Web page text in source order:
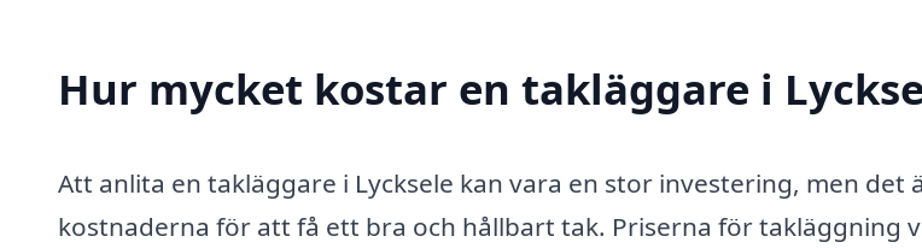
Hur mycket kostar en takläggare i
Att anlita en takläggare i Lycksele kan vara en stor investering, men det
kostnaderna för att få ett bra och hållbart tak. Priserna för takläggning